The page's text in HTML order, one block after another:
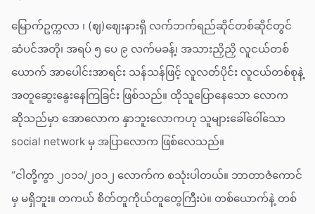
မြောက်ဥက္ကလာ ၊ (ဈ)ဈေးနားရှိ လက်ဘက်ရည်ဆိုင်တစ်ဆိုင်တွင်
ဆံပင်အတို၊ အရပ် ၅ ပေ ၉ လက်မခန့်၊ အသားညှိညှိ လူငယ်တစ်
ယောက် အာပေါင်းအာရင်း သန်သန်ဖြင့် လူလတ်ပိုင်း လူငယ်တစ်စုနဲ့
အတူဆွေးနွေးနေကြခြင်း ဖြစ်သည်။ ထိုသူပြောနေသော လောက
ဆိုသည်မှာ အောလောက နှာဘူးလောကဟု သူများခေါ်ဝေါ်သော
social network မှ အပြာလောက ဖြစ်လေသည်။
“ငါတို့ကွာ ၂၀၁၁/၂၀၁၂ လောက်က စသုံးပါတယ်။ ဘာတာဇံကောင်
မှ မရှိဘူး။ တကယ် စိတ်တူကိုယ်တူတွေကြီးပဲ။ တစ်ယောက်နဲ့ တစ်